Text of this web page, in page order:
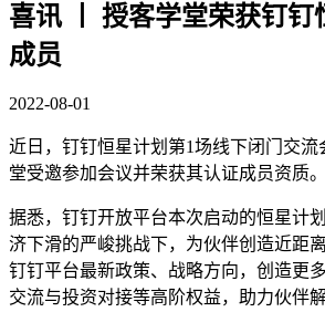
喜讯 丨 授客学堂荣获钉钉
成员
2022-08-01
近日，钉钉恒星计划第1场线下闭门交
堂受邀参加会议并荣获其认证成员资质。
据悉，钉钉开放平台本次启动的恒星计
济下滑的严峻挑战下，为伙伴创造近距
钉钉平台最新政策、战略方向，创造更
交流与投资对接等高阶权益，助力伙伴